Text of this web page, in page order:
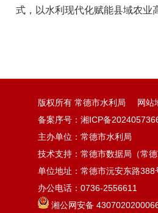
式，以水利现代化赋能县域农业
版权所有 常德市水利局
网站
备案序号：湘ICP备
主办单位：常德市水利局
技术支持：常德市数据局（常德
单位地址：常德市沅安东路388
办公电话：0736-2556611
湘公网安备